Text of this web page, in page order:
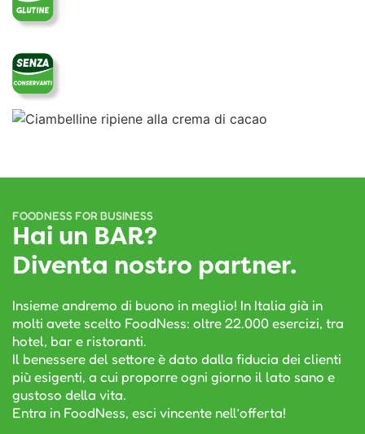
FOODNESS FOR BUSINESS
Hai un BAR?
Diventa nostro partner.
Insieme andremo di buono in meglio! In Italia già in
molti avete scelto FoodNess: oltre 22.000 esercizi, tra
hotel, bar e ristoranti.
Il benessere del settore è dato dalla fiducia dei clienti
più esigenti, a cui proporre ogni giorno il lato sano e
gustoso della vita.
Entra in FoodNess, esci vincente nell’offerta!